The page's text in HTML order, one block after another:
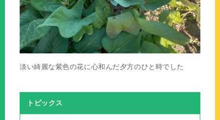
淡い綺麗な紫色の花に心和んだ夕方のひと時でした
トピックス